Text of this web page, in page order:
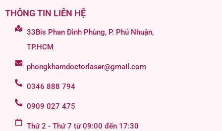
THÔNG TIN LIÊN HỆ
33Bis Phan Đình Phùng, P. Phú Nhuận,
TP.HCM
phongkhamdoctorlaser@gmail.com
0346 888 794
0909 027 475
Thứ 2 - Thứ 7 từ 09:00 đến 17:30